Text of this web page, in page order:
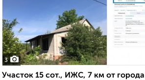
3
Участок 15 сот., ИЖС, 7 км от города